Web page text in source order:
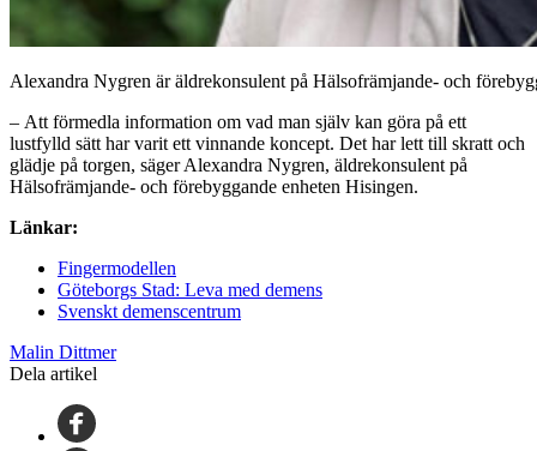
Alexandra Nygren är äldrekonsulent på Hälsofrämjande- och
– Att förmedla information om vad man själv kan göra på ett
lustfylld sätt har varit ett vinnande koncept. Det har lett till skratt och
glädje på torgen, säger Alexandra Nygren, äldrekonsulent på
Hälsofrämjande- och förebyggande enheten Hisingen.
Länkar:
Fingermodellen
Göteborgs Stad: Leva med demens
Svenskt demenscentrum
Malin Dittmer
Dela artikel